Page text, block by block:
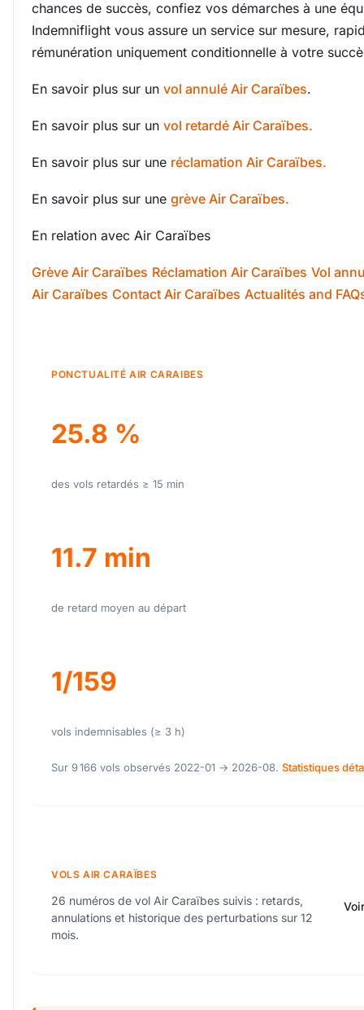
chances de succès, confiez vos démarches à une
Indemniflight vous assure un service sur mesure,
rémunération uniquement conditionnelle à votre
En savoir plus sur un vol annulé Air Caraïbes.
En savoir plus sur un vol retardé Air Caraïbes.
En savoir plus sur une réclamation Air Caraïbes.
En savoir plus sur une grève Air Caraïbes.
En relation avec Air Caraïbes
Grève Air Caraïbes Réclamation Air Caraïbes Vol
Air Caraïbes Contact Air Caraïbes Actualités and
PONCTUALITÉ AIR CARAIBES
25.8 %
des vols retardés ≥ 15 min
11.7 min
de retard moyen au départ
1/159
vols indemnisables (≥ 3 h)
Sur 9 166 vols observés 2022-01 → 2026-08. Statistiques
VOLS AIR CARAÏBES
26 numéros de vol Air Caraïbes suivis : retards,
annulations et historique des perturbations sur 12
mois.